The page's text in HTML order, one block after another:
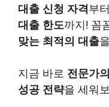
대출 신청 자격부터
대출 한도까지! 꼼
맞는 최적의 대출
지금 바로 전문가
성공 전략을 세워